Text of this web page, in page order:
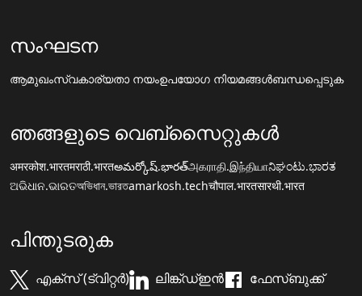
സംഘടന
ആമുഖംസ്വകാര്യതാ നയംഉപയോഗ നിയമങ്ങൾബന്ധപ്പെടുക
ഞങ്ങളുടെ വെബ്സൈറ്റുകൾ
अमरकोश.भारतमराठी.भारतఅమర్కోష్.భారత్அகராதி.இந்தியாನಿಘಂಟು.ಭಾರತ
ଅଭିଧାନ.ଭାରତঅভিধান.ভারতamarkosh.techचौपाल.भारतसारथी.भारत
പിന്തുടരുക
എക്സ് (ട്വിറ്റർ) ലിങ്ക്ഡ്ഇൻ ഫേസ്ബുക്ക്